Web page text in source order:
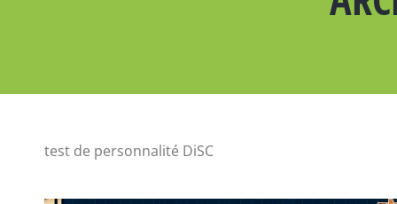
test de personnalité DiSC